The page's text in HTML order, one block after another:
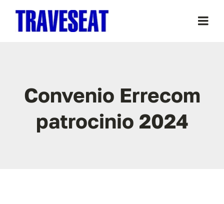
contenido
Ediciones
Patrocinadores / Colaboradores
Convenio Errecom
patrocinio 2024